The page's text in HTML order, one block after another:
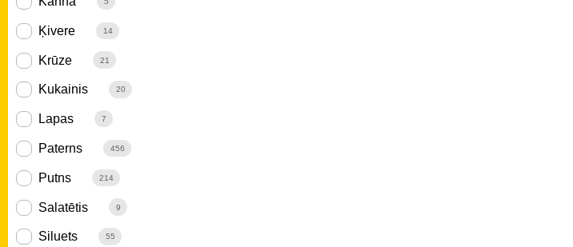
Ķivere 14
Krūze 21
Kukainis 20
Lapas 7
Paterns 456
Putns 214
Salatētis 9
Siluets 55